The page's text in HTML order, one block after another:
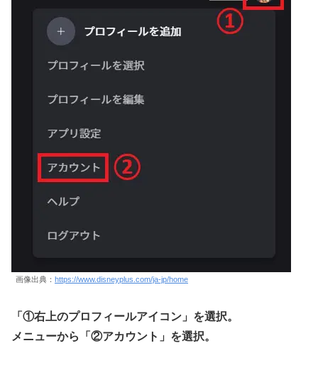
画像出典： https://www.disneyplus.com/ja-jp/home
「①右上のプロフィールアイコン」を選択。
メニューから「②アカウント」を選択。